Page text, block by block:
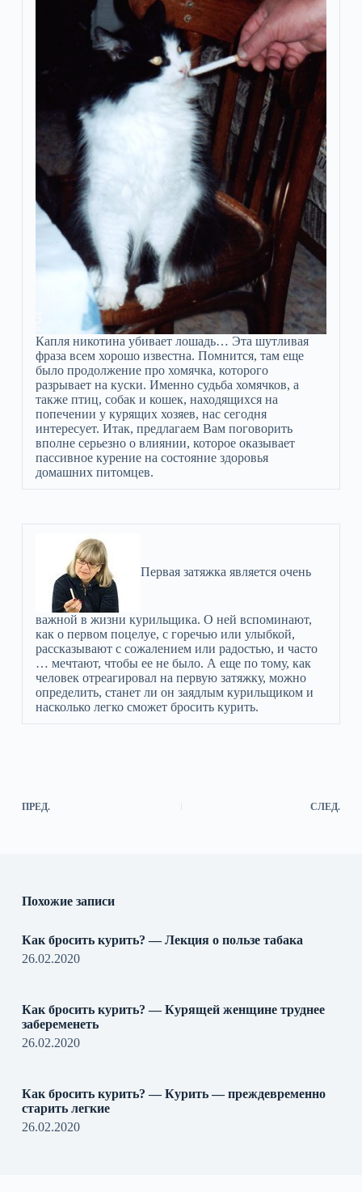
Капля никотина убивает лошадь… Эта шутливая
фраза всем хорошо известна. Помнится, там еще
было продолжение про хомячка, которого
разрывает на куски. Именно судьба хомячков, а
также птиц, собак и кошек, находящихся на
попечении у курящих хозяев, нас сегодня
интересует. Итак, предлагаем Вам поговорить
вполне серьезно о влиянии, которое оказывает
пассивное курение на состояние здоровья
домашних питомцев.
Первая затяжка является очень
важной в жизни курильщика. О ней вспоминают,
как о первом поцелуе, с горечью или улыбкой,
рассказывают с сожалением или радостью, и часто
… мечтают, чтобы ее не было. А еще по тому, как
человек отреагировал на первую затяжку, можно
определить, станет ли он заядлым курильщиком и
насколько легко сможет бросить курить.
ПРЕД. СЛЕД.
Похожие записи
Как бросить курить? — Лекция о пользе табака
26.02.2020
Как бросить курить? — Курящей женщине труднее
забеременеть
26.02.2020
Как бросить курить? — Курить — преждевременно
старить легкие
26.02.2020